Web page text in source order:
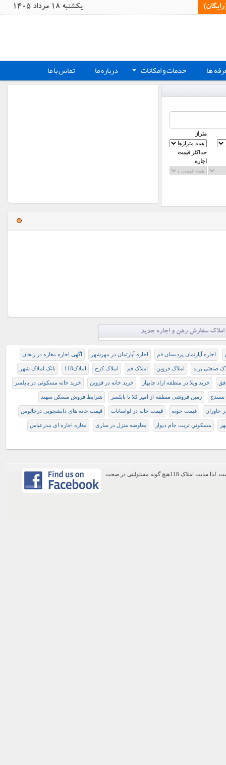
يکشنبه 18 مرداد 1405
ها + خدمات و امکانات درباره ما تماس با ما
متراژ
حداکثر قیمت
اجاره
املاک سفارش رهن و اجاره جدید
اجاره آپارتمان پردیسان قم اجاره آپارتمان در مهرشهر اگهی اجاره مغازه در زنجان
صنعتی پرند املاک قزوین املاک قم املاک کرج املاک118 بانک املاک شهر
خريد ويلا در منطقه ازاد چابهار خرید خانه در قزوین خرید خانه مسکونی در بابلسر
سنندج زمین فروشی منطقه از امیر کلا تا بابلسر شرایط فروش مسکن سهند
خاوران قيمت خونه قیمت خانه در لواسانات قیمت خانه های دانشجویی درچالوس
مسكوني تربت جام ديوار معاوضه منزل در ساری مغازه اجاره ای بندرعباس
اطلاعات موجود در این وب سایت از طریق کاربران عمومی سایت ثبت شده است. لذا سایت املاک 118هیچ گونه مسئولیتی در صحت